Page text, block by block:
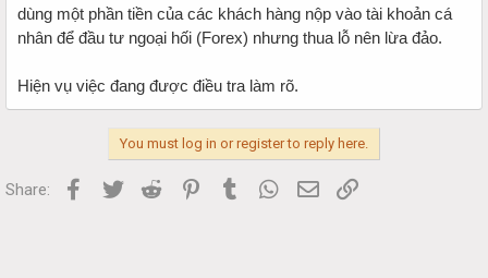
dùng một phần tiền của các khách hàng nộp vào tài khoản cá
nhân để đầu tư ngoại hối (Forex) nhưng thua lỗ nên lừa đảo.
Hiện vụ việc đang được điều tra làm rõ.
You must log in or register to reply here.
Share: Facebook
Twitter Reddit PinterestTumblr WhatsApp
Email